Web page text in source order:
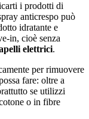
i prodotti di
anticrespo può
idratante e
in, cioè senza
elettrici.
per rimuovere
fare: oltre a
se utilizzi
o in fibre